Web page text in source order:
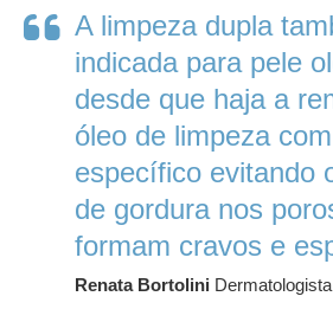
A limpeza dupla
indicada para pele
desde que haja a
óleo de limpeza
específico evitando
de gordura nos
formam cravos e
Renata Bortolini Dermatologista